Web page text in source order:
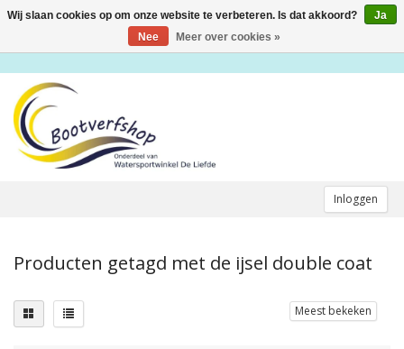
Inloggen
Toggle
Producten getagd met de ijsel double coat
Meest bekeken
Wij slaan cookies op om onze website te verbeteren. Is dat akkoord?
Ja
Nee
Meer over cookies »